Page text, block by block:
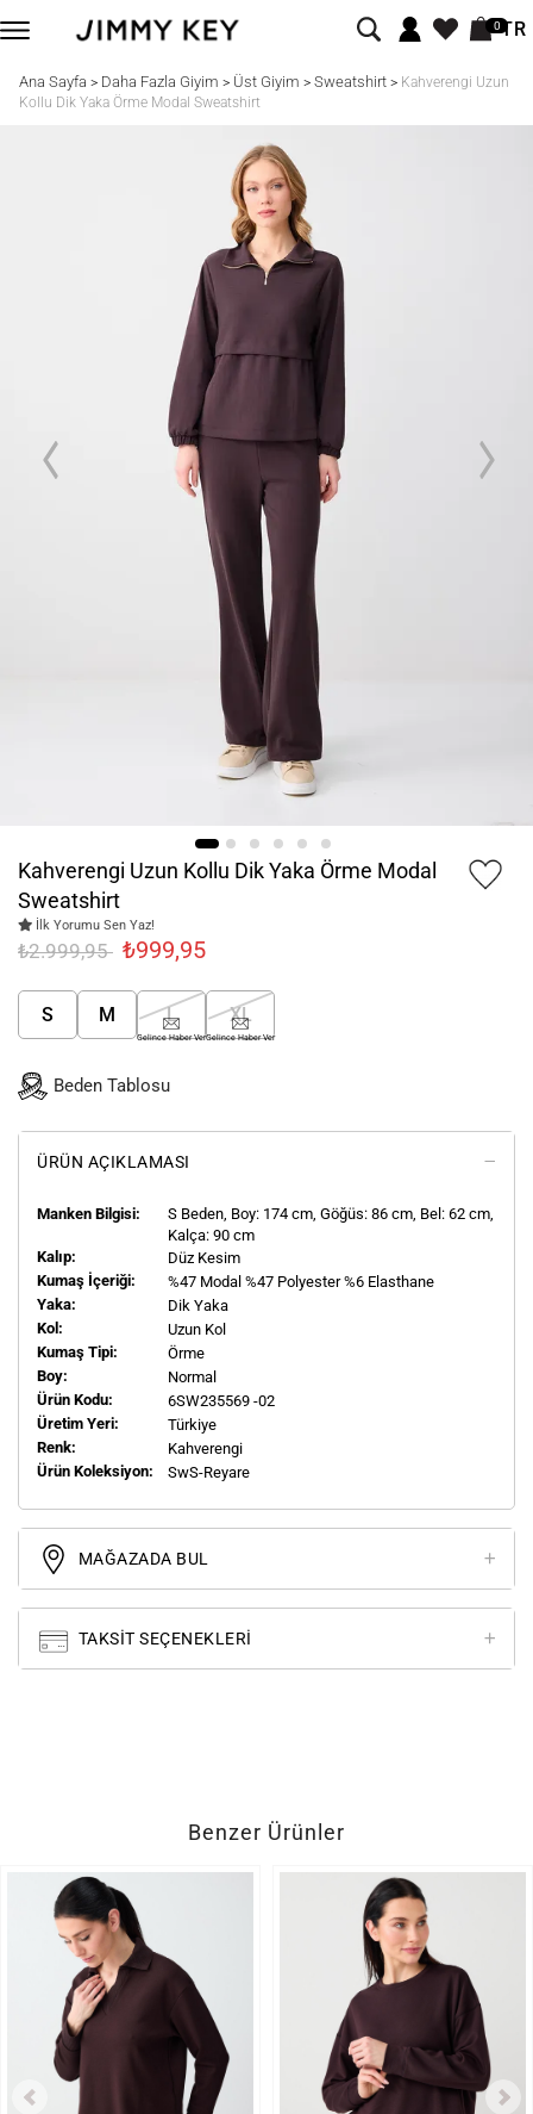
0TR
Ana Sayfa > Daha Fazla Giyim > Üst Giyim > Sweatshirt> Kahverengi Uzun
Kollu Dik Yaka Örme Modal Sweatshirt
Kahverengi Uzun Kollu Dik Yaka Örme Modal
Sweatshirt
İlk Yorumu Sen Yaz!
₺2.999,95 ₺999,95
S M L
Gelince Haber Ver
XL
Gelince Haber Ver
Beden Tablosu
ÜRÜN AÇIKLAMASI
Manken Bilgisi: S Beden, Boy: 174 cm, Göğüs: 86 cm, Bel: 62 cm,
Kalça: 90 cm
Kalıp:
Düz Kesim
Kumaş İçeriği:
%47 Modal %47 Polyester %6 Elasthane
Yaka:
Dik Yaka
Kol:
Uzun Kol
Kumaş Tipi:
Örme
Boy:
Normal
Ürün Kodu:
6SW235569 -02
Üretim Yeri:
Türkiye
Renk:
Kahverengi
Ürün Koleksiyon:
SwS-Reyare
MAĞAZADA BUL
TAKSIT SEÇENEKLERI
Benzer Ürünler